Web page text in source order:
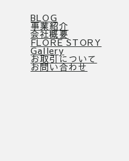
BLOG
事業紹介
会社概要
FLORE STORY
Gallery
お取引について
お問い合わせ